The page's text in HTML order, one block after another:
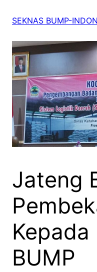
SEKNAS BUMP-
Jateng
BUMP